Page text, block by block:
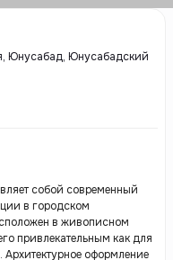
Юнусабад, Юнусабадский
собой современный
в городском
в живописном
привлекательным как для
оформление